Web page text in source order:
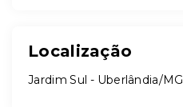
Localização
Jardim Sul - Uberlândia/MG